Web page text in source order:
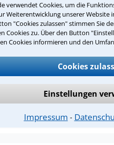
verwendet Cookies, um die
Weiterentwicklung unserer Website
"Cookies zulassen" stimmen Sie
Cookies zu. Über den Button
Cookies informieren und den
Cookies
Einstellungen
Impressum ⁃
Rechtsexperte?
Miete grundsätzlich erhöhen?